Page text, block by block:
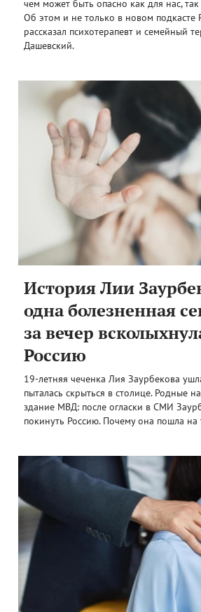
чем может быть опасно как для нас,
Об этом и не только в новом подкасте
рассказал психотерапевт и семейный
Дашевский.
История Лии
одна болезненная
за вечер
Россию
19-летняя чеченка Лия Заурбекова
пыталась скрыться в столице. Родные
здание МВД: после огласки в СМИ
покинуть Россию. Почему она пошла на